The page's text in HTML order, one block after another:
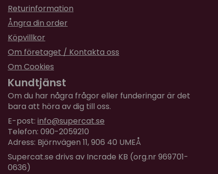
Returinformation
Ångra din order
Köpvillkor
Om företaget / Kontakta oss
Om Cookies
Kundtjänst
Om du har några frågor eller funderingar är det
bara att höra av dig till oss.
E-post: info@supercat.se
Telefon: 090-2059210
Adress: Björnvägen 11, 906 40 UMEÅ
Supercat.se drivs av Incrade KB (org.nr 969701-
0636)